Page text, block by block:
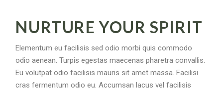
NURTURE YOUR SPIRIT
Elementum eu facilisis sed odio morbi quis commodo
odio aenean. Turpis egestas maecenas pharetra convallis.
Eu volutpat odio facilisis mauris sit amet massa. Facilisi
cras fermentum odio eu. Accumsan lacus vel facilisis